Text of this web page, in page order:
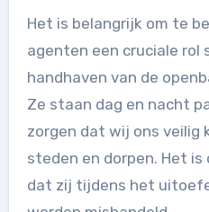
Het is belangrijk om te
agenten een cruciale rol
handhaven van de
Ze staan dag en nacht
zorgen dat wij ons veilig
steden en dorpen. Het
dat zij tijdens het